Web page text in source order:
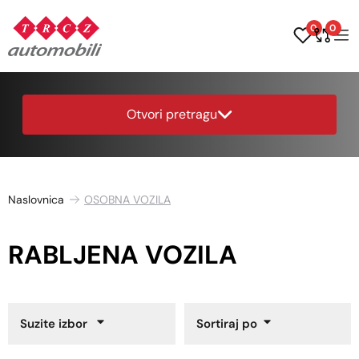
0 0
Otvori pretragu
Naslovnica OSOBNA VOZILA
RABLJENA VOZILA
Suzite izbor Sortiraj po